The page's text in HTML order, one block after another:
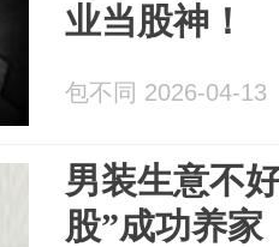
业当股神！
包不同 2026-04-13
男装生意不
股”成功养家